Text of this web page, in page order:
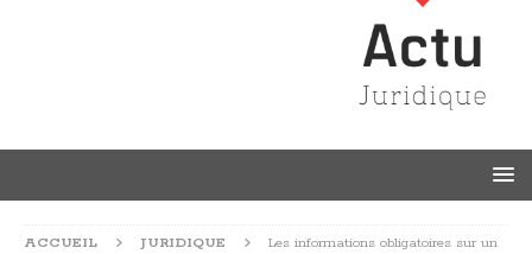
ACCUEIL JURIDIQUE
Les informations obligatoires sur un